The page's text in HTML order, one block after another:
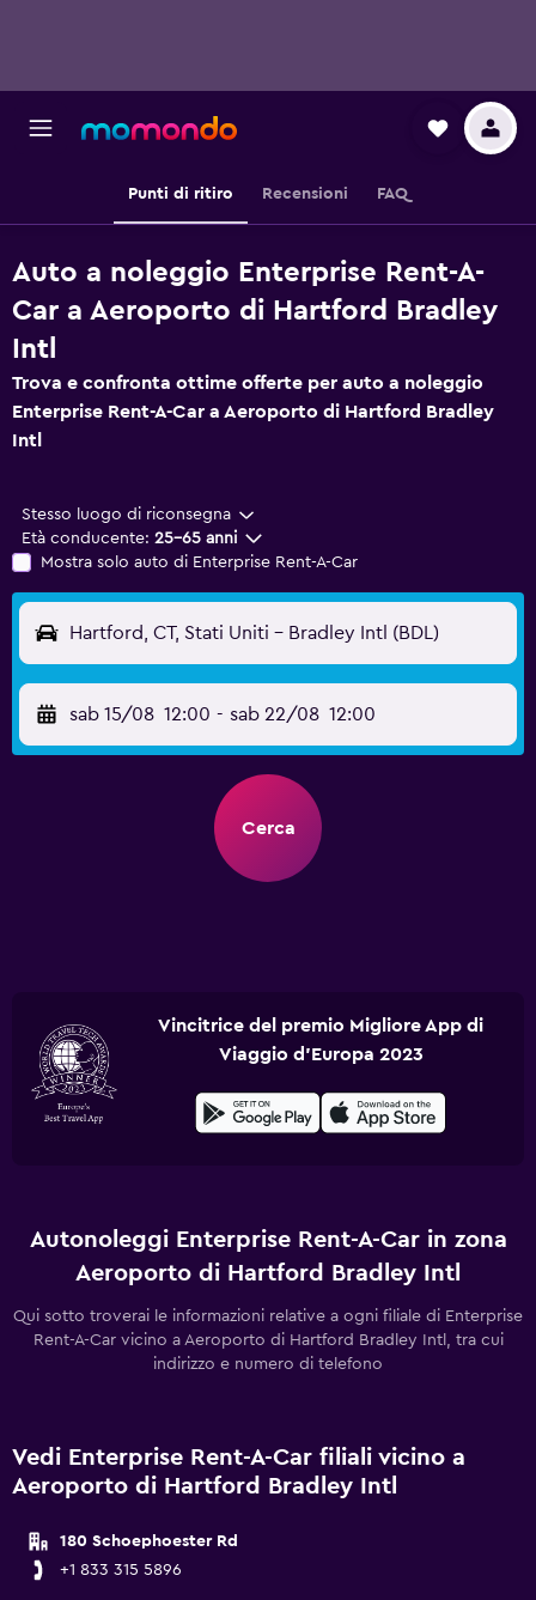
Punti di ritiro Recensioni FAQ
Auto a noleggio Enterprise Rent-A-
Car a Aeroporto di Hartford Bradley
Intl
Trova e confronta ottime offerte per auto a noleggio
Enterprise Rent-A-Car a Aeroporto di Hartford Bradley
Intl
Stesso luogo di riconsegna
Età conducente: 25-65 anni
Mostra solo auto di Enterprise Rent-A-Car
Hartford, CT, Stati Uniti - Bradley Intl (BDL)
sab 15/08 12:00 - sab 22/08 12:00
Cerca
Vincitrice del premio Migliore App di
Viaggio d'Europa 2023
Autonoleggi Enterprise Rent-A-Car in zona
Aeroporto di Hartford Bradley Intl
Qui sotto troverai le informazioni relative a ogni filiale di Enterprise
Rent-A-Car vicino a Aeroporto di Hartford Bradley Intl, tra cui
indirizzo e numero di telefono
Vedi Enterprise Rent-A-Car filiali vicino a
Aeroporto di Hartford Bradley Intl
180 Schoephoester Rd
+1 833 315 5896